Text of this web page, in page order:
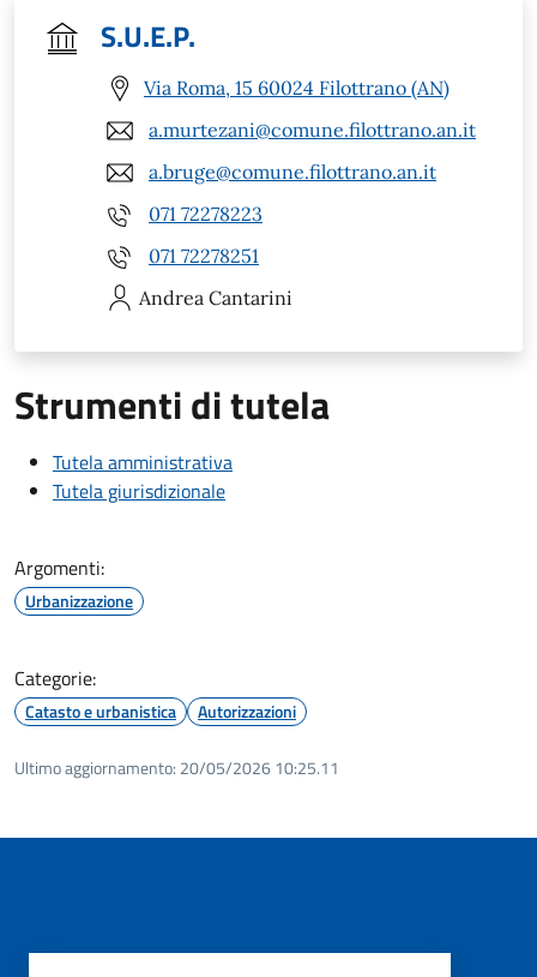
S.U.E.P.
Via Roma, 15 60024 Filottrano (AN)
a.murtezani@comune.filottrano.an.it
a.bruge@comune.filottrano.an.it
071 72278223
071 72278251
Andrea Cantarini
Strumenti di tutela
Tutela amministrativa
Tutela giurisdizionale
Argomenti:
Urbanizzazione
Categorie:
Catasto e urbanistica Autorizzazioni
Ultimo aggiornamento: 20/05/2026 10:25.11